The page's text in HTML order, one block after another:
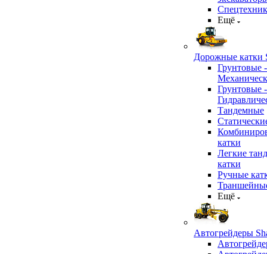
Ещё
Дорожные катки
Грунтовые -
Грунтовые -
Тандемные
катки
Легкие
катки
Ручные
Ещё
Автогрейдеры